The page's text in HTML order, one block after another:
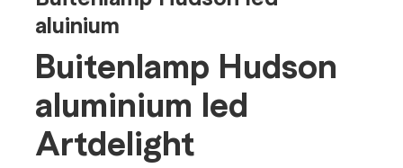
aluinium
Buitenlamp Hudson
aluminium led
Artdelight